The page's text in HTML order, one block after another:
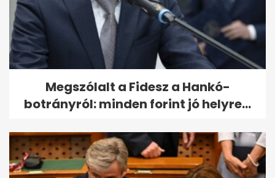
Megszólalt a Fidesz a Hankó-
botrányról: minden forint jó helyre...